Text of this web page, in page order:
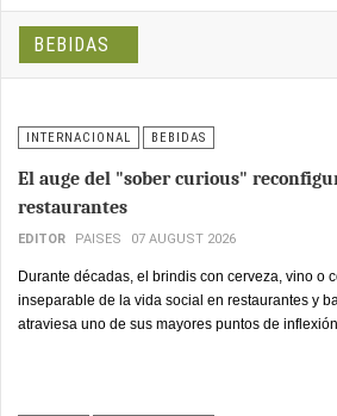
BEBIDAS
INTERNACIONAL BEBIDAS
El auge del "sober curious"
restaurantes
EDITOR PAISES 07 AUGUST 2026
Durante décadas, el brindis con cerveza, vino o
inseparable de la vida social en restaurantes y
atraviesa uno de sus mayores puntos de